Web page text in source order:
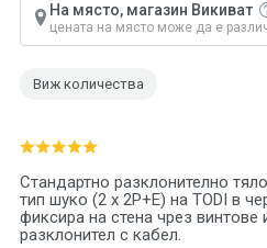
Стандартно разклонително
тип шуко (2 x 2P+E) на TODI в
фиксира на стена чрез винтове
разклонител с кабел.
На място, магазин Викиват
цената на място може да е
Виж количества